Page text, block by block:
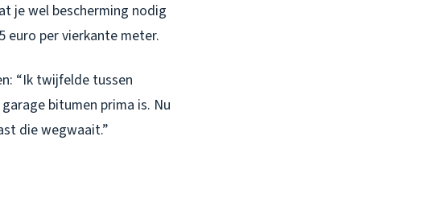
je wel bescherming nodig
euro per vierkante meter.
“Ik twijfelde tussen
bitumen prima is. Nu
die wegwaait.”